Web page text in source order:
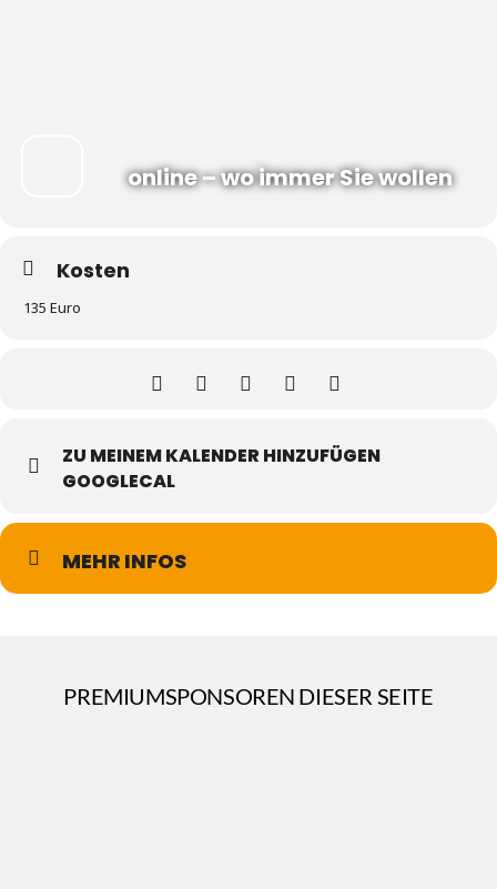
online – wo immer Sie wollen
Kosten
135 Euro
ZU MEINEM KALENDER HINZUFÜGEN
GOOGLECAL
MEHR INFOS
PREMIUMSPONSOREN DIESER SEITE